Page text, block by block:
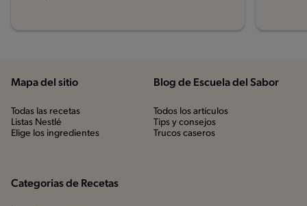
Mapa del sitio
Todas las recetas
Listas Nestlé
Elige los ingredientes
Blog de Escuela del Sabor
Todos los artículos
Tips y consejos
Trucos caseros
Categorias de Recetas